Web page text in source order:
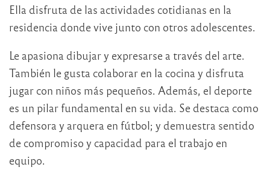
Ella disfruta de las actividades cotidianas en la
residencia donde vive junto con otros adolescentes.
Le apasiona dibujar y expresarse a través del arte.
También le gusta colaborar en la cocina y disfruta
jugar con niños más pequeños. Además, el deporte
es un pilar fundamental en su vida. Se destaca como
defensora y arquera en fútbol; y demuestra sentido
de compromiso y capacidad para el trabajo en
equipo.